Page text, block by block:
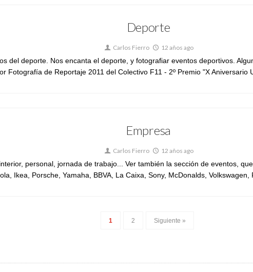
Deporte
Carlos Fierro 12 años ago
del deporte. Nos encanta el deporte, y fotografiar eventos deportivos.
Fotografía de Reportaje 2011 del Colectivo F11 - 2º Premio "X Aniversario
Empresa
Carlos Fierro 12 años ago
personal, jornada de trabajo... Ver también la sección de eventos,
Ikea, Porsche, Yamaha, BBVA, La Caixa, Sony, McDonalds,
1 2 Siguiente »